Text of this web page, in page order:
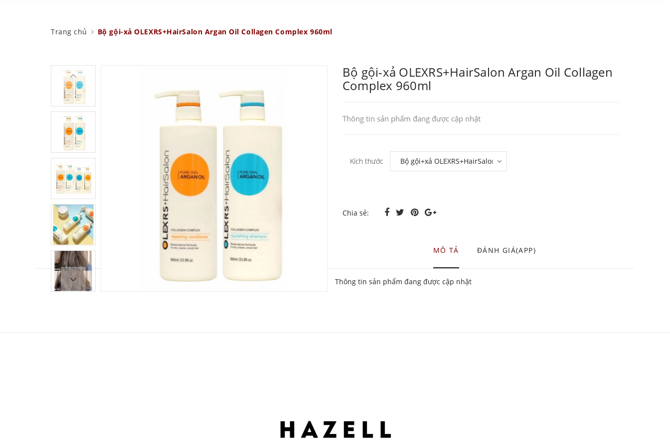
Trang chủ Bộ gội-xả OLEXRS+HairSalon Argan Oil Collagen Complex 960ml
Bộ gội-xả OLEXRS+HairSalon Argan Oil Collagen
Complex 960ml
Thông tin sản phẩm đang được cập nhật
Kích thước
Chia sẻ:
MÔ TẢ ĐÁNH GIÁ(APP)
Thông tin sản phẩm đang được cập nhật